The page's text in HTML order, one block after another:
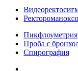
Пикфлоуметрия
Проба с
Спирография